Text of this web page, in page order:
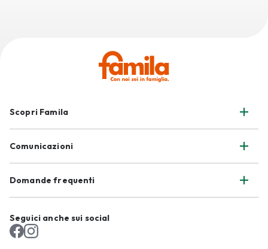
Scopri Famila
Comunicazioni
Domande frequenti
Seguici anche sui social